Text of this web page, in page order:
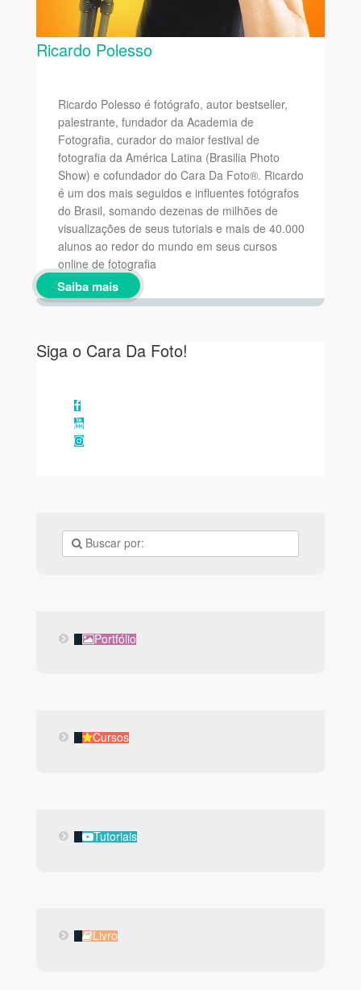
Ricardo Polesso
Ricardo Polesso é fotógrafo, autor bestseller,
palestrante, fundador da Academia de
Fotografia, curador do maior festival de
fotografia da América Latina (Brasilia Photo
Show) e cofundador do Cara Da Foto®. Ricardo
é um dos mais seguidos e influentes fotógrafos
do Brasil, somando dezenas de milhões de
visualizações de seus tutoriais e mais de 40.000
alunos ao redor do mundo em seus cursos
online de fotografia
Saiba mais
Siga o Cara Da Foto!
Facebook
YouTube
Instagram
PortfólioPortfólio
CursosCursos
TutoriaisTutoriais
LivroLivro